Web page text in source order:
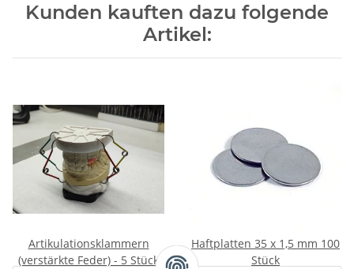
Kunden kauften dazu folgende
Artikel:
Artikulationsklammern
(verstärkte Feder) - 5 Stück
Haftplatten 35 x 1,5 mm 100
Stück